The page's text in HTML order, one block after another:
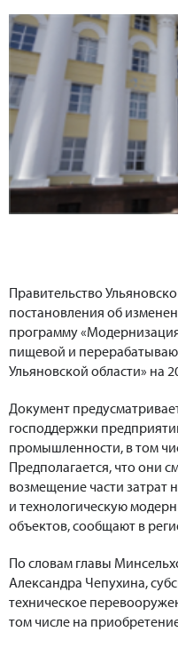
Правительство
постановления об
программу
пищевой и
Ульяновской области» на
Документ
господдержки
промышленности, в том
Предполагается, что они
возмещение части затрат
и технологическую
объектов, сообщают в
По словам главы
Александра Чепухина,
техническое
том числе на